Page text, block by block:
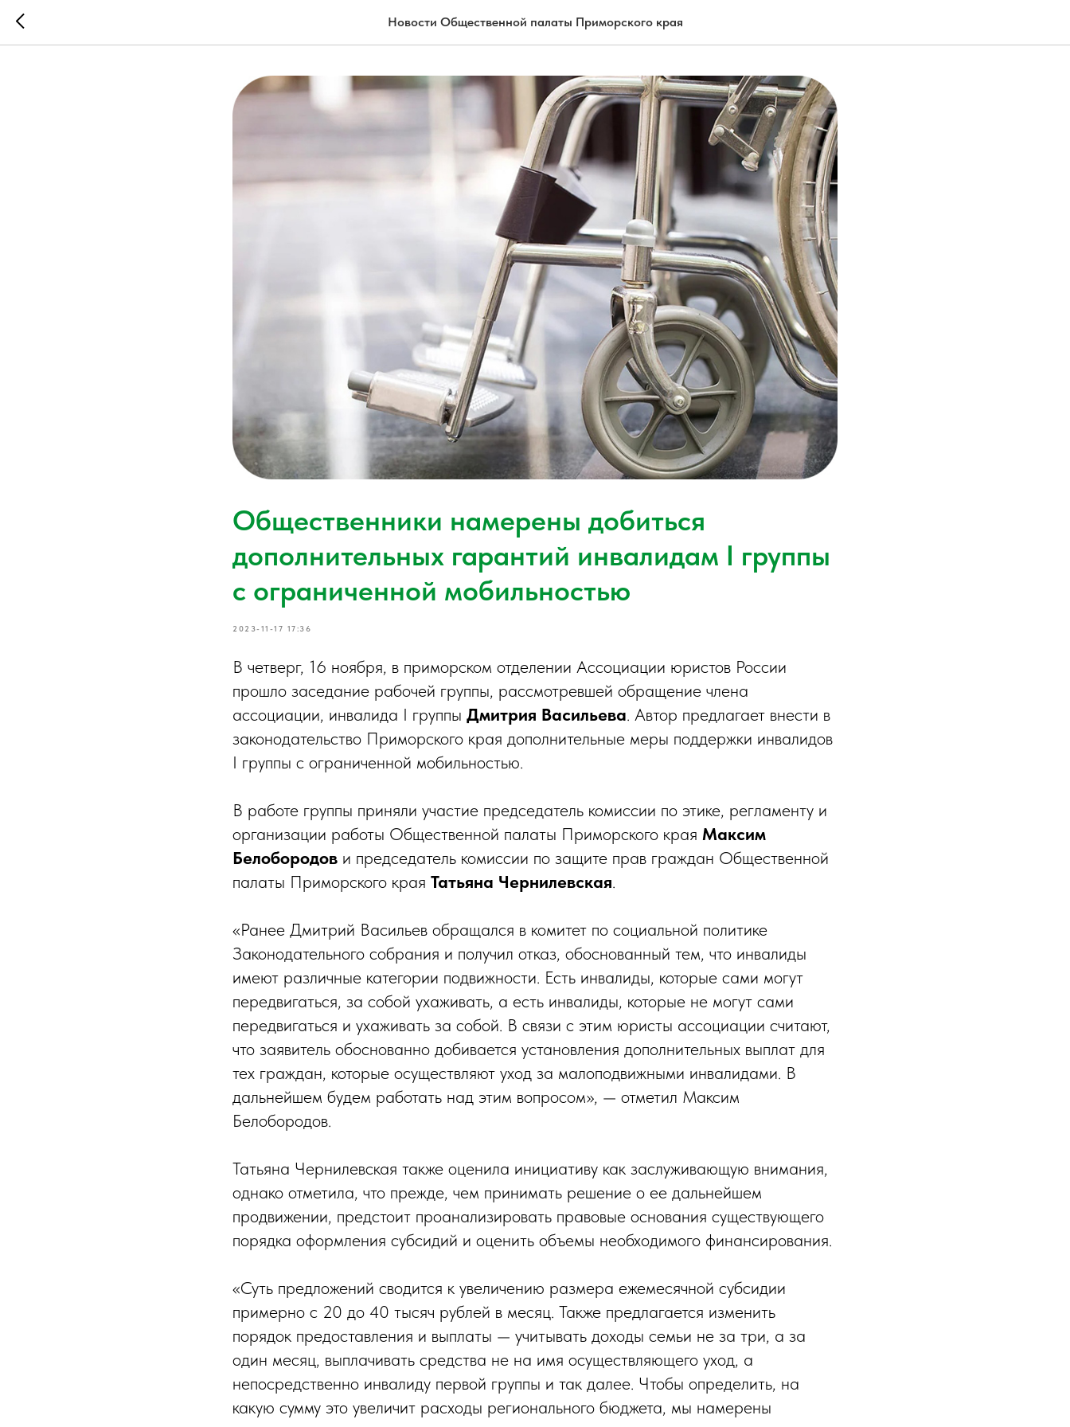
Новости Общественной палаты Приморского края
Общественники намерены добиться
дополнительных гарантий инвалидам I группы
с ограниченной мобильностью
2023-11-17 17:36
В четверг, 16 ноября, в приморском отделении Ассоциации юристов России
прошло заседание рабочей группы, рассмотревшей обращение члена
ассоциации, инвалида I группы Дмитрия Васильева. Автор предлагает внести в
законодательство Приморского края дополнительные меры поддержки инвалидов
I группы с ограниченной мобильностью.
В работе группы приняли участие председатель комиссии по этике, регламенту и
организации работы Общественной палаты Приморского края Максим
Белобородов и председатель комиссии по защите прав граждан Общественной
палаты Приморского края Татьяна Чернилевская.
«Ранее Дмитрий Васильев обращался в комитет по социальной политике
Законодательного собрания и получил отказ, обоснованный тем, что инвалиды
имеют различные категории подвижности. Есть инвалиды, которые сами могут
передвигаться, за собой ухаживать, а есть инвалиды, которые не могут сами
передвигаться и ухаживать за собой. В связи с этим юристы ассоциации считают,
что заявитель обоснованно добивается установления дополнительных выплат для
тех граждан, которые осуществляют уход за малоподвижными инвалидами. В
дальнейшем будем работать над этим вопросом», — отметил Максим
Белобородов.
Татьяна Чернилевская также оценила инициативу как заслуживающую внимания,
однако отметила, что прежде, чем принимать решение о ее дальнейшем
продвижении, предстоит проанализировать правовые основания существующего
порядка оформления субсидий и оценить объемы необходимого финансирования.
«Суть предложений сводится к увеличению размера ежемесячной субсидии
примерно с 20 до 40 тысяч рублей в месяц. Также предлагается изменить
порядок предоставления и выплаты — учитывать доходы семьи не за три, а за
один месяц, выплачивать средства не на имя осуществляющего уход, а
непосредственно инвалиду первой группы и так далее. Чтобы определить, на
какую сумму это увеличит расходы регионального бюджета, мы намерены